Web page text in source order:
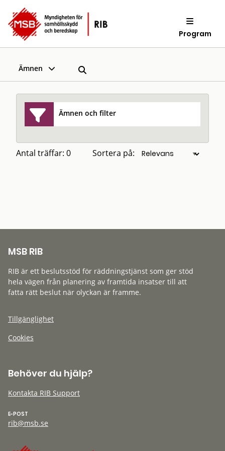
Program
Ämnen
Ämnen och filter
Antal träffar: 0 Sortera på:
MSB RIB
RIB är ett beslutsstöd för räddningstjänst som ger stöd
hela vägen från planering av framtida insatser till att
fatta rätt beslut när olyckan är framme.
Tillgänglighet
Cookies
Behöver du hjälp?
Kontakta RIB Support
E-POST
rib@msb.se